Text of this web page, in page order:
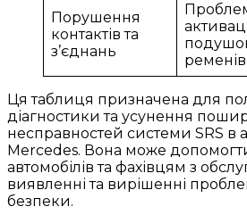
Порушення
контактів та
з’єднань
ременів
Ця таблиця призначена для
діагностики та усунення
несправностей системи SRS в
Mercedes. Вона може
автомобілів та фахівцям з
виявленні та вирішенні
безпеки.